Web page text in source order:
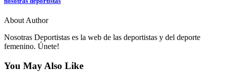
About Author
Nosotras Deportistas es la web de las deportistas y del deporte
femenino. Únete!
You May Also Like